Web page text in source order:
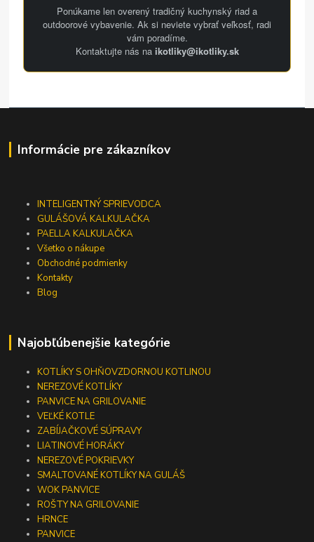
Ponúkame len overený tradičný kuchynský riad a
outdoorové vybavenie. Ak si neviete vybrať veľkosť, radi
vám poradíme.
Kontaktujte nás na ikotliky@ikotliky.sk
Informácie pre zákazníkov
INTELIGENTNÝ SPRIEVODCA
GULÁŠOVÁ KALKULAČKA
PAELLA KALKULAČKA
Všetko o nákupe
Obchodné podmienky
Kontakty
Blog
Najobľúbenejšie kategórie
KOTLÍKY S OHŇOVZDORNOU KOTLINOU
NEREZOVÉ KOTLÍKY
PANVICE NA GRILOVANIE
VEĽKÉ KOTLE
ZABÍJAČKOVÉ SÚPRAVY
LIATINOVÉ HORÁKY
NEREZOVÉ POKRIEVKY
SMALTOVANÉ KOTLÍKY NA GULÁŠ
WOK PANVICE
ROŠTY NA GRILOVANIE
HRNCE
PANVICE